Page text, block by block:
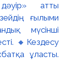
атты
ғылыми
мүсінші
🔸Кездесу
ұласты.